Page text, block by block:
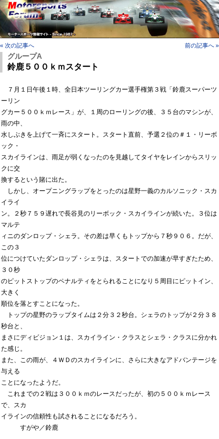
« 次の記事へ 前の記事へ »
グループA
鈴鹿５００ｋｍスタート
７月１日午後１時、全日本ツーリングカー選手権第３戦「鈴鹿スーパーツ
ーリン
グカー５００ｋｍレース」が、１周のローリングの後、３５台のマシンが、
雨の中、
水しぶきを上げて一斉にスタート。スタート直前、予選２位の＃１・リーボ
ック・
スカイラインは、雨足が弱くなったのを見越してタイヤをレインからスリッ
クに交
換するという賭に出た。
しかし、オープニングラップをとったのは星野一義のカルソニック・スカ
イライ
ン。２秒７５９遅れで長谷見のリーボック・スカイラインが続いた。３位は
マルテ
ィニのダンロップ・シェラ。その差は早くもトップから７秒９０６。だが、
この３
位につけていたダンロップ・シェラは、スタートでの加速が早すぎたため、
３０秒
のピットストップのペナルティをとられることになり５周目にピットイン、
大きく
順位を落とすことになった。
トップの星野のラップタイムは２分３２秒台。シェラのトップが２分３８
秒台と、
まさにディビジョン１は、スカイライン・クラスとシェラ・クラスに分かれ
た感じ。
また、この雨が、４ＷＤのスカイラインに、さらに大きなアドバンテージを
与える
ことになったようだ。
これまでの２戦は３００ｋｍのレースだったが、初の５００ｋｍレース
で、スカ
イラインの信頼性も試されることになるだろう。